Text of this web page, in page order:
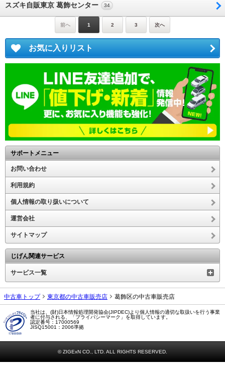
スズキ自販東京 葛飾センター 34
前へ 1 2 3 次へ
お気に入りリスト
サポートメニュー
お問い合わせ
利用規約
個人情報の取り扱いについて
運営会社
サイトマップ
じげん関連サービス
サービス一覧
中古車トップ 東京都の中古車販売店 葛飾区の中古車販売店
当社は、(財)日本情報処理開発協会(JIPDEC)より個人情報の適切な取扱いを行う事業
者に付与される、「プライバシーマーク」を取得しています。
認定番号：17000569
JISQ15001：2006準拠
© ZIGExN CO., LTD. ALL RIGHTS RESERVED.